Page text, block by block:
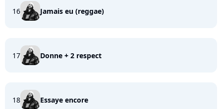
16 Jamais eu (reggae)
17 Donne + 2 respect
18 Essaye encore